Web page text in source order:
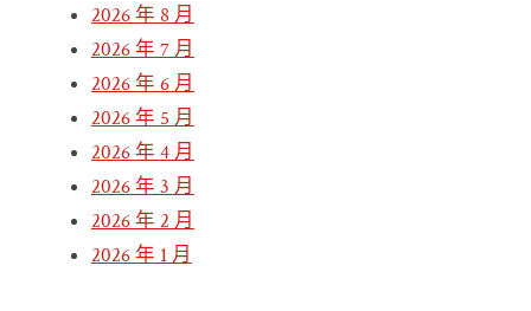
2026 年 8 月
2026 年 7 月
2026 年 6 月
2026 年 5 月
2026 年 4 月
2026 年 3 月
2026 年 2 月
2026 年 1 月